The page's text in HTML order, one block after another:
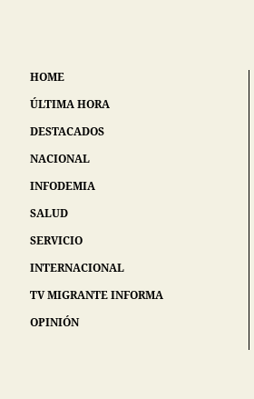
HOME
ÚLTIMA HORA
DESTACADOS
NACIONAL
INFODEMIA
SALUD
SERVICIO
INTERNACIONAL
TV MIGRANTE INFORMA
OPINIÓN